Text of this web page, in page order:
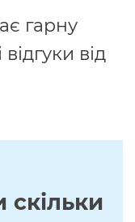
гарну
від
скільки